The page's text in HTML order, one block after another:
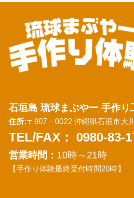
石垣島 琉球まぶやー 手作り
住所:〒907－0022 沖縄県石垣市大
TEL/FAX： 0980-83-
営業時間： 10時～21時
【手作り体験最終受付時間20時】